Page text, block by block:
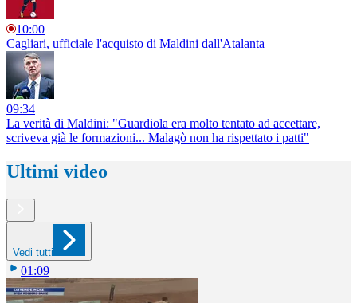
10:00
Cagliari, ufficiale l'acquisto di Maldini dall'Atalanta
09:34
La verità di Maldini: "Guardiola era molto tentato ad accettare,
scriveva già le formazioni... Malagò non ha rispettato i patti"
Ultimi video
Vedi tutti
01:09